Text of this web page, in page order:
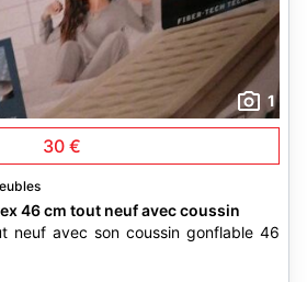
1
30 €
46 cm tout neuf avec coussin
neuf avec son coussin gonflable 46